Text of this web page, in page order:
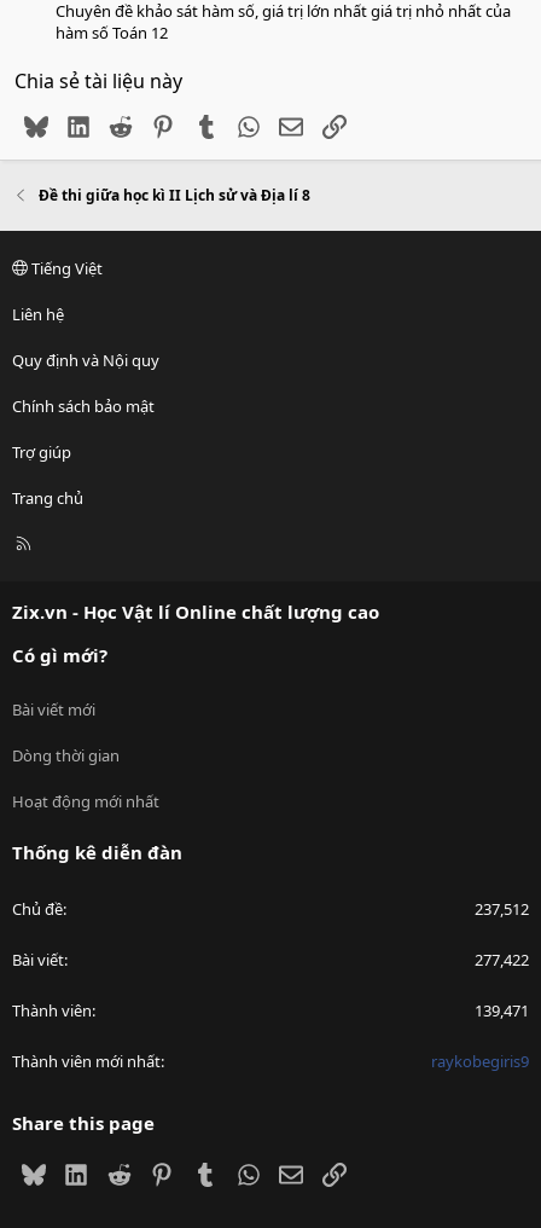
Chuyên đề khảo sát hàm số, giá trị lớn nhất giá trị nhỏ nhất của
hàm số Toán 12
Chia sẻ tài liệu này
BlueskyLinkedIn
Reddit PinterestTumblr WhatsApp
EmailLink
Đề thi giữa học kì II Lịch sử và Địa lí 8
Tiếng Việt
Liên hệ
Quy định và Nội quy
Chính sách bảo mật
Trợ giúp
Trang chủ
R
Zix.vn - Học Vật lí Online chất lượng cao
Có gì mới?
Bài viết mới
Dòng thời gian
Hoạt động mới nhất
Thống kê diễn đàn
Chủ đề 237,512
Bài viết 277,422
Thành viên 139,471
Thành viên mới nhất raykobegiris9
Share this page
BlueskyLinkedIn
Reddit PinterestTumblrWhatsApp
EmailLink